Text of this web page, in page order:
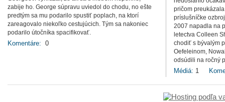
zabije ho. George súpravu uviedol do chodu, no ešte
predtým sa mu podarilo spustiť poplach, na ktorí
zareagovalo niekoľko cestujúcich. Tým sa nakoniec
podarilo útočníka spacifikovať.
Komentáre: 0
pričom
príslušníčke
2007 napadla na
letectva Colleen
chodiť s bývalým
Oefeleinom,
odsúdili na ročný
Médiá: 1